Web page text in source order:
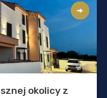
okolicy z